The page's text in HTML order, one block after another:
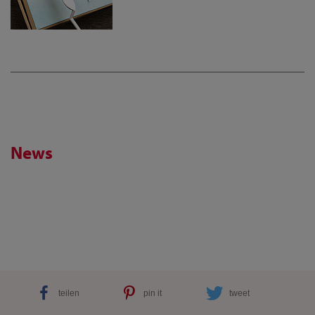
News
teilen pin it tweet